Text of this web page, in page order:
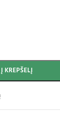
Į KREPŠELĮ